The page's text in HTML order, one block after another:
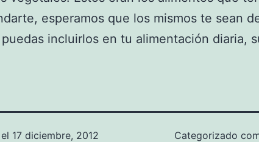
esperamos que los mismos te sean
incluirlos en tu alimentación diaria,
17 diciembre, 2012
Categorizado